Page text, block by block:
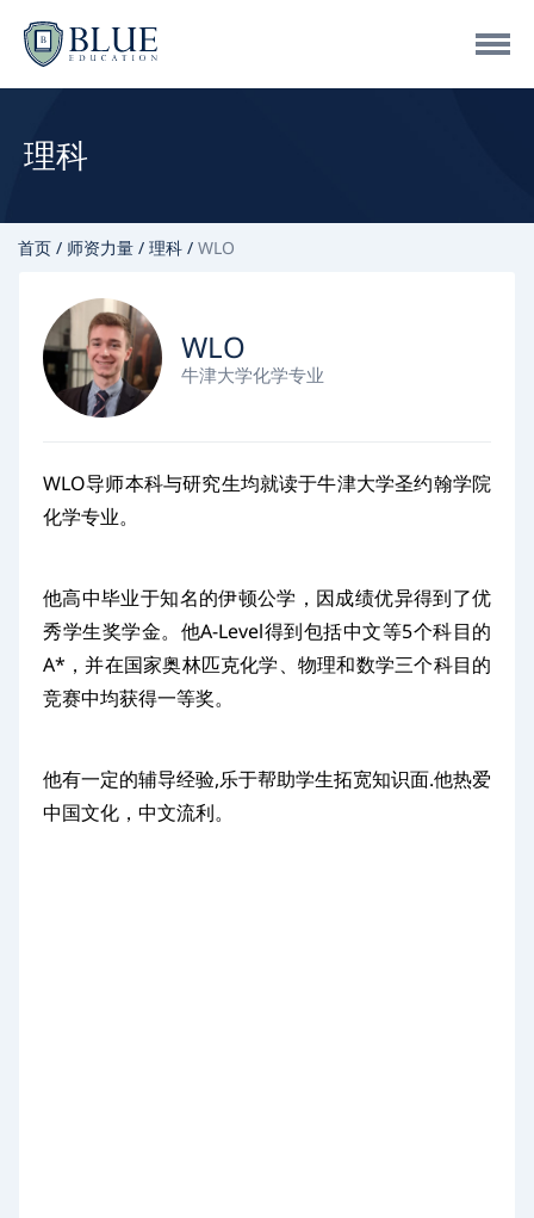
理科
首页 师资力量 理科 WLO
WLO
牛津大学化学专业
WLO导师本科与研究生均就读于牛津大学圣约翰学院
化学专业。
他高中毕业于知名的伊顿公学，因成绩优异得到了优
秀学生奖学金。他A-Level得到包括中文等5个科目的
A*，并在国家奥林匹克化学、物理和数学三个科目的
竞赛中均获得一等奖。
他有一定的辅导经验,乐于帮助学生拓宽知识面.他热爱
中国文化，中文流利。